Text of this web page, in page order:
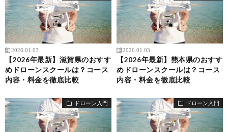
2026.01.03
【2026年最新】滋賀県のおすす
めドローンスクールは？コース
内容・料金を徹底比較
2026.01.03
【2026年最新】熊本県のおすす
めドローンスクールは？コース
内容・料金を徹底比較
ドローン入門 ドローン入門